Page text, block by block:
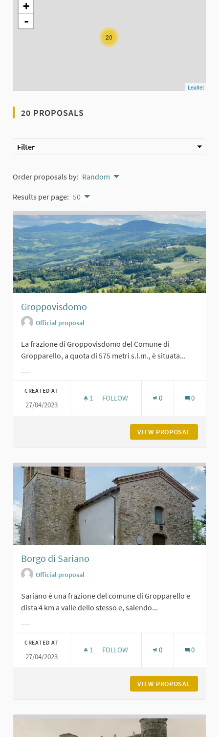
20
+
-
Leaflet
20 PROPOSALS
Filter
Order proposals by: Random
Results per page: 50
Groppovisdomo
Official proposal
La frazione di Groppovisdomo del Comune di
Gropparello, a quota di 575 metri s.l.m., è situata...
CREATED AT
27/04/2023
1 1 FOLLOWER
FOLLOW 0 0
VIEW PROPOSAL
Borgo di Sariano
Official proposal
Sariano è una frazione del comune di Gropparello e
dista 4 km a valle dello stesso e, salendo...
CREATED AT
27/04/2023
1 1 FOLLOWER
FOLLOW 0 0
VIEW PROPOSAL